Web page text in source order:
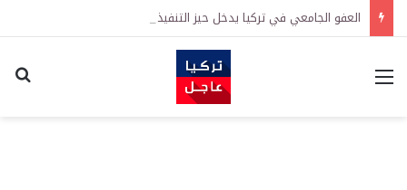
العفو الجامعي في تركيا يدخل حيز التنفيذ رسمياً
القائمة